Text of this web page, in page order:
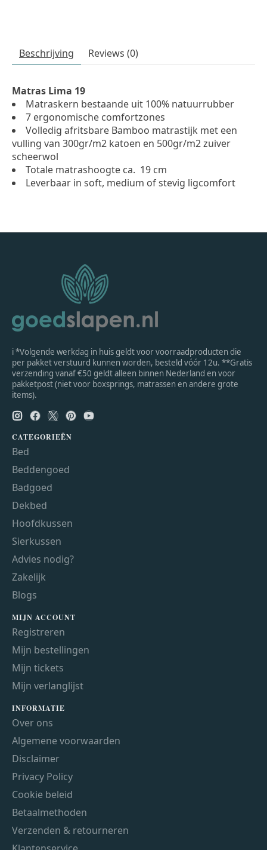
Beschrijving Reviews (0)
Matras Lima 19
Matraskern bestaande uit 100% natuurrubber
7 ergonomische comfortzones
Volledig afritsbare Bamboo matrastijk met een
vulling van 300gr/m2 katoen en 500gr/m2 zuiver
scheerwol
Totale matrashoogte ca. 19 cm
Leverbaar in soft, medium of stevig ligcomfort
ℹ *Volgende werkdag in huis geldt voor voorraadproducten die
per pakket verstuurd kunnen worden, besteld vóór 12u. **Gratis
verzending vanaf €50 geldt alleen binnen Nederland en voor
pakketpost (niet voor boxsprings, matrassen en andere grote
items).
CATEGORIEËN
Bed
Beddengoed
Badgoed
Dekbed
Hoofdkussen
Sierkussen
Advies nodig?
Zakelijk
Blogs
MIJN ACCOUNT
Registreren
Mijn bestellingen
Mijn tickets
Mijn verlanglijst
INFORMATIE
Over ons
Algemene voorwaarden
Disclaimer
Privacy Policy
Cookie beleid
Betaalmethoden
Verzenden & retourneren